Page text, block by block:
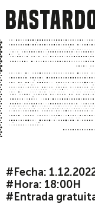
#Fecha:
#Hora: 18:00H
#Entrada